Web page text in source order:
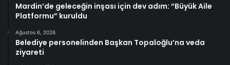
Mardin’de geleceğin inşası için dev adım: “Büyük Aile
Platformu” kuruldu
Ağustos 6, 2026
Belediye personelinden Başkan Topaloğlu’na veda
ziyareti